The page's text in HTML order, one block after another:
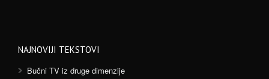
NAJNOVIJI TEKSTOVI
Bučni TV iz druge dimenzije